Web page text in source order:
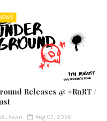
Releases @ #RnRT /
Aug 07, 2026